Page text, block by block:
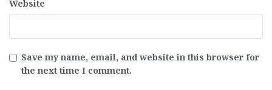
Website
Save my name, email, and website in this browser for
the next time I comment.